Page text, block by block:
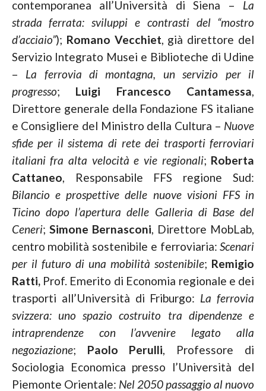
contemporanea all’Università di Siena – La
strada ferrata: sviluppi e contrasti del “mostro
d’acciaio”); Romano Vecchiet, già direttore del
Servizio Integrato Musei e Biblioteche di Udine
– La ferrovia di montagna, un servizio per il
progresso; Luigi Francesco Cantamessa,
Direttore generale della Fondazione FS italiane
e Consigliere del Ministro della Cultura – Nuove
sfide per il sistema di rete dei trasporti ferroviari
italiani fra alta velocità e vie regionali; Roberta
Cattaneo, Responsabile FFS regione Sud:
Bilancio e prospettive delle nuove visioni FFS in
Ticino dopo l’apertura delle Galleria di Base del
Ceneri; Simone Bernasconi, Direttore MobLab,
centro mobilità sostenibile e ferroviaria:Scenari
per il futuro di una mobilità sostenibile; Remigio
Ratti,Prof. Emerito di Economia regionale e dei
trasporti all’Università di Friburgo: La ferrovia
svizzera: uno spazio costruito tra dipendenze e
intraprendenze con l’avvenire legato alla
negoziazione; Paolo Perulli, Professore di
Sociologia Economica presso l’Università del
Piemonte Orientale: Nel 2050 passaggio al nuovo